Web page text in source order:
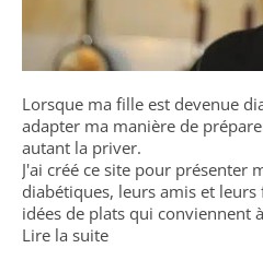
Lorsque ma fille est devenue
adapter ma manière de
autant la priver.
J'ai créé ce site pour présenter
diabétiques, leurs amis et
idées de plats qui conviennent
Lire la suite